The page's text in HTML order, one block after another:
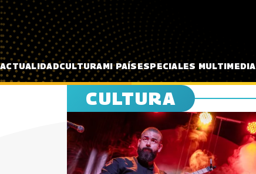
Pasar al contenido principal
ACTUALIDADCULTURAMI PAÍSESPECIALES MULTIMEDIA
CULTURA